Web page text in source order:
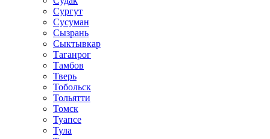
Сургут
Сусуман
Сызрань
Сыктывкар
Таганрог
Тамбов
Тверь
Тобольск
Тольятти
Томск
Туапсе
Тула